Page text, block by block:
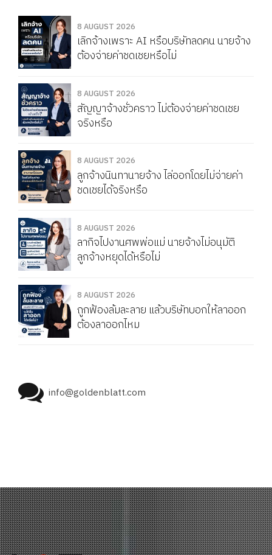
8 AUGUST 2026
เลิกจ้างเพราะ AI หรือบริษัทลดคน นายจ้าง
ต้องจ่ายค่าชดเชยหรือไม่
8 AUGUST 2026
สัญญาจ้างชั่วคราว ไม่ต้องจ่ายค่าชดเชย
จริงหรือ
8 AUGUST 2026
ลูกจ้างนินทานายจ้าง ไล่ออกโดยไม่จ่ายค่า
ชดเชยได้จริงหรือ
8 AUGUST 2026
ลากิจไปงานศพพ่อแม่ นายจ้างไม่อนุมัติ
ลูกจ้างหยุดได้หรือไม่
8 AUGUST 2026
ถูกฟ้องล้มละลาย แล้วบริษัทบอกให้ลาออก
ต้องลาออกไหม
info@goldenblatt.com